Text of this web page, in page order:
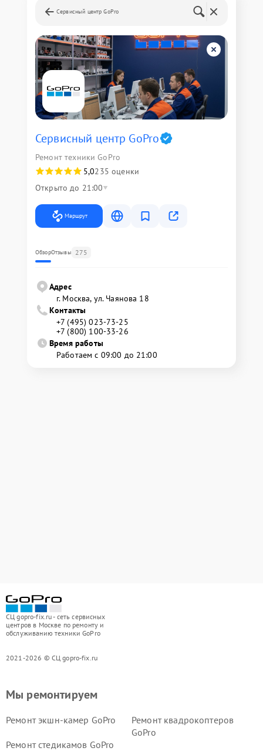
Сервисный центр GoPro
Сервисный центр GoPro
Ремонт техники GoPro
5,0235 оценки
Открыто до 21:00
Маршрут
ОбзорОтзывы 275
Адрес
г. Москва, ул. Чаянова 18
Контакты
+7 (495) 023-73-25
+7 (800) 100-33-26
Время работы
Работаем с 09:00 до 21:00
СЦ gopro-fix.ru - сеть сервисных
центров в Москве по ремонту и
обслуживанию техники GoPro
2021-2026 © СЦ gopro-fix.ru
Мы ремонтируем
Ремонт экшн-камер GoPro
Ремонт квадрокоптеров
GoPro
Ремонт стедикамов GoPro